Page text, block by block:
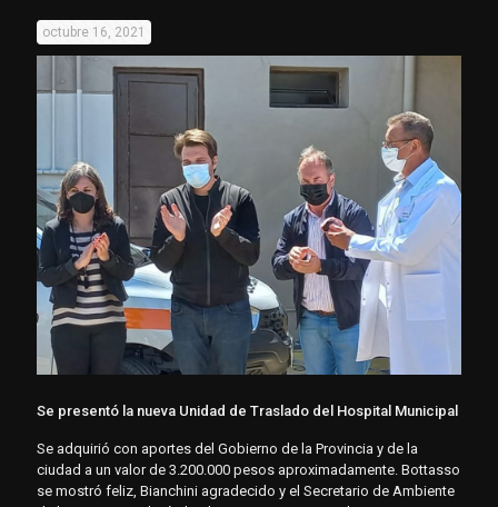
octubre 16, 2021
Se presentó la nueva Unidad de Traslado del Hospital Municipal
Se adquirió con aportes del Gobierno de la Provincia y de la
ciudad a un valor de 3.200.000 pesos aproximadamente. Bottasso
se mostró feliz, Bianchini agradecido y el Secretario de Ambiente